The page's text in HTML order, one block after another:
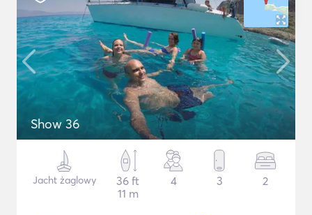
Show 36
Jacht żaglowy
36 ft
11 m
4 3 2